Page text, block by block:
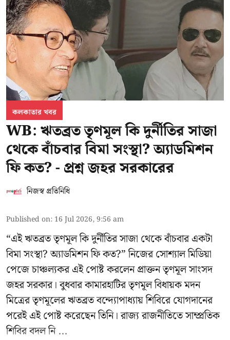
কলকাতার খবর
WB: ঋতব্রত তৃণমূল কি দুর্নীতির সাজা
থেকে বাঁচবার বিমা সংস্থা? অ্যাডমিশন
ফি কত? - প্রশ্ন জহর সরকারের
নিজস্ব প্রতিনিধি
Published on: 16 Jul 2026, 9:56 am
“এই ঋতব্রত তৃণমূল কি দুর্নীতির সাজা থেকে বাঁচবার একটা
বিমা সংস্থা? অ্যাডমিশন ফি কত?” নিজের সোশ্যাল মিডিয়া
পেজে চাঞ্চল্যকর এই পোষ্ট করলেন প্রাক্তন তৃণমূল সাংসদ
জহর সরকার। বুধবার কামারহাটির তৃণমূল বিধায়ক মদন
মিত্রেরতৃণমূলের ঋতব্রত বন্দ্যোপাধ্যায় শিবিরেযোগদানের
পরেই এই পোষ্ট করেছেন তিনি। রাজ্য রাজনীতিতে সাম্প্রতিক
শিবির বদল নি ...